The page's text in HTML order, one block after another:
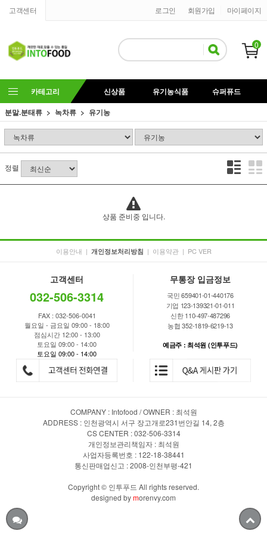
고객센터 마이페이지
회원가입
로그인
0
카테고리 신상품 유기농식품
슈퍼퓨드
분말.분태류
녹차류 유기농
정렬
상품 준비중 입니다.
이용안내 | 개인정보처리방침 | 이용약관 | PC VER
고객센터
032-506-3314
FAX : 032-506-0041
월요일 - 금요일 09:00 - 18:00
점심시간 12:00 - 13:00
토요일 09:00 - 14:00
토요일 09:00 - 14:00
무통장 입금정보
국민 659401-01-440176
기업 123-139321-01-011
신한 110-497-487296
농협 352-1819-6219-13
예금주 : 최석원 (인투푸드)
COMPANY : Intofood / OWNER : 최석원
ADDRESS : 인천광역시 서구 장고개로231번안길 14, 2층
CS CENTER : 032-506-3314
개인정보관리책임자 : 최석원
사업자등록번호 : 122-18-38441
통신판매업신고 : 2008-인천부평-421
Copyright © 인투푸드 All rights reserved.
designed bymorenvy.com